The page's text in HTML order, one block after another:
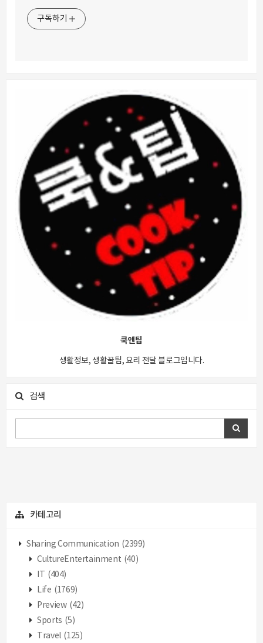
구독하기
쿡앤팁
생활정보, 생활꿀팁, 요리 전달 블로그입니다.
검색
카테고리
Sharing Communication (2399)
CultureEntertainment (40)
(404)
Life (1769)
Preview (42)
Sports (5)
Travel (125)